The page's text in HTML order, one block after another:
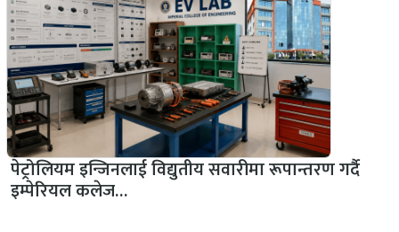
पेट्रोलियम इन्जिनलाई विद्युतीय सवारीमा रूपान्तरण गर्दै
इम्पेरियल कलेज…